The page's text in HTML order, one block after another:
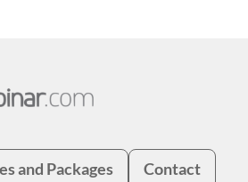
and Packages Contact